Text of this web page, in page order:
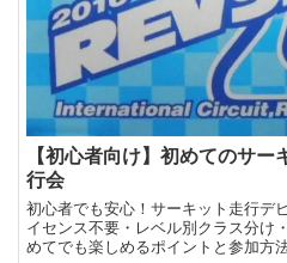
【初心者向け】初めてのサ
行会
初心者でも安心！サーキット走行デ
イセンス不要・レベル別クラス分け
めてでも楽しめるポイントと参加方